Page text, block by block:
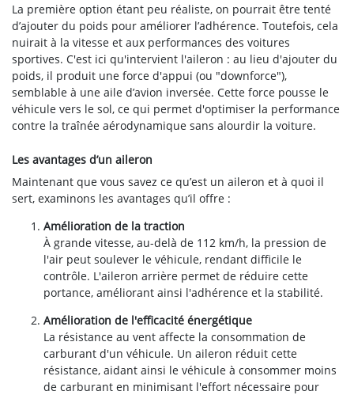
La première option étant peu réaliste, on pourrait être tenté
d’ajouter du poids pour améliorer l’adhérence. Toutefois, cela
nuirait à la vitesse et aux performances des voitures
sportives. C'est ici qu'intervient l'aileron : au lieu d'ajouter du
poids, il produit une force d'appui (ou "downforce"),
semblable à une aile d’avion inversée. Cette force pousse le
véhicule vers le sol, ce qui permet d'optimiser la performance
contre la traînée aérodynamique sans alourdir la voiture.
Les avantages d’un aileron
Maintenant que vous savez ce qu’est un aileron et à quoi il
sert, examinons les avantages qu’il offre :
Amélioration de la traction
À grande vitesse, au-delà de 112 km/h, la pression de
l'air peut soulever le véhicule, rendant difficile le
contrôle. L'aileron arrière permet de réduire cette
portance, améliorant ainsi l'adhérence et la stabilité.
Amélioration de l'efficacité énergétique
La résistance au vent affecte la consommation de
carburant d'un véhicule. Un aileron réduit cette
résistance, aidant ainsi le véhicule à consommer moins
de carburant en minimisant l'effort nécessaire pour